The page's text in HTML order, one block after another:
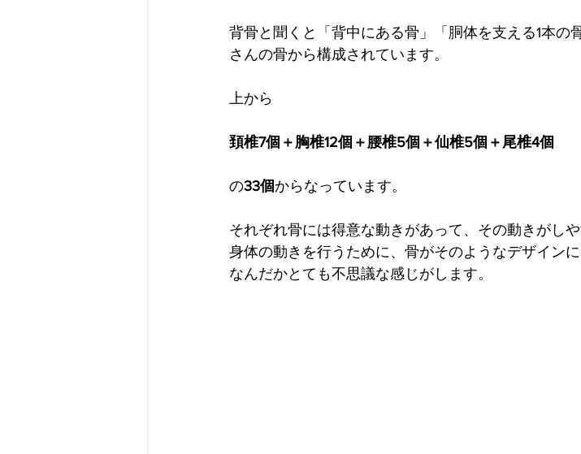
背骨と聞くと「背中にある骨」「胴体を支える1本の
さんの骨から構成されています。
上から
頚椎7個＋胸椎12個＋腰椎5個＋仙椎5個＋尾椎4個
の33個からなっています。
それぞれ骨には得意な動きがあって、その動きがし
身体の動きを行うために、骨がそのようなデザインに
なんだかとても不思議な感じがします。